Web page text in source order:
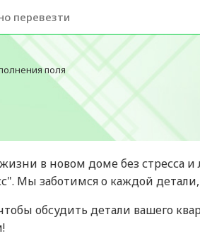
поля
жизни в новом доме без стресса
Мы заботимся о каждой
обсудить детали вашего